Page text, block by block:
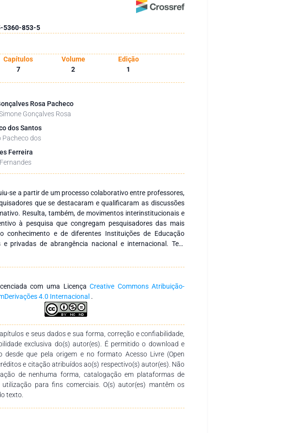
5360-853-5
Capítulos Volume
Edição
7 2 1
Rosa Pacheco
Gonçalves Rosa
dos Santos
Pacheco dos
Ferreira
se a partir de um processo colaborativo entre professores,
que se destacaram e qualificaram as discussões
Resulta, também, de movimentos interinstitucionais e
à pesquisa que congregam pesquisadores das mais
conhecimento e de diferentes Instituições de Educação
e privadas de abrangência nacional e internacional. Tem
ações interinstitucionais nacionais e internacionais com
da educação, por meio da produção e socialização de
diversas áreas do Saberes. Agradecemos aos autores pelo
e dedicação para o desenvolvimento e conclusão
também que esta obra sirva de instrumento didático-
estudantes, professores dos diversos níveis de ensino em
interessados pela te
com uma LicençaCreative Commons Atribuição-
4.0 Internacional .
e seus dados e sua forma, correção e confiabilidade,
exclusiva do(s) autor(es). É permitido o download e
desde que pela origem e no formato Acesso Livre (Open
e citação atribuídos ao(s) respectivo(s) autor(es). Não
de nenhuma forma, catalogação em plataformas de
para fins comerciais. O(s) autor(es) mantêm os
texto.